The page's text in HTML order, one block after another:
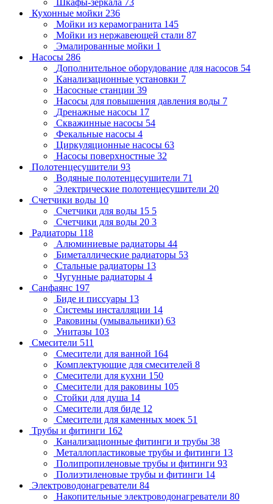
Шкафы-зеркала 73
Кухонные мойки 236
Мойки из керамогранита 145
Мойки из нержавеющей стали 87
Эмалированные мойки 1
Насосы 286
Дополнительное оборудование для насосов 54
Канализационные установки 7
Насосные станции 39
Насосы для повышения давления воды 7
Дренажные насосы 17
Скважинные насосы 54
Фекальные насосы 4
Циркуляционные насосы 63
Насосы поверхностные 32
Полотенцесушители 93
Водяные полотенцесушители 71
Электрические полотенцесушители 20
Счетчики воды 10
Счетчики для воды 15 5
Счетчики для воды 20 3
Радиаторы 118
Алюминиевые радиаторы 44
Биметаллические радиаторы 53
Стальные радиаторы 13
Чугунные радиаторы 4
Санфаянс 197
Биде и писсуары 13
Системы инсталляции 14
Раковины (умывальники) 63
Унитазы 103
Смесители 511
Смесители для ванной 164
Комплектующие для смесителей 8
Смесители для кухни 150
Смесители для раковины 105
Стойки для душа 14
Смесители для биде 12
Смесители для каменных моек 51
Трубы и фитинги 162
Канализационные фитинги и трубы 38
Металлопластиковые трубы и фитинги 13
Полипропиленовые трубы и фитинги 93
Полиэтиленовые трубы и фитинги 14
Электроводонагреватели 84
Накопительные электроводонагреватели 80